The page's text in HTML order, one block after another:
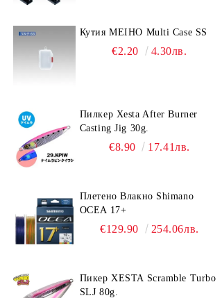
Кутия MEIHO Multi Case SS
€2.20 4.30лв.
Пилкер Xesta After Burner
Casting Jig 30g.
€8.90 17.41лв.
Плетено Влакно Shimano
OCEA 17+
€129.90 254.06лв.
Пикер XESTA Scramble Turbo
SLJ 80g.